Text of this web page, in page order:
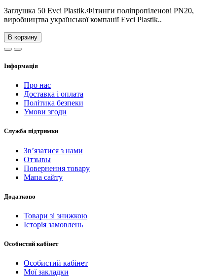
Заглушка 50 Evci Plastik.Фітинги поліпропіленові PN20,
виробництва української компанії Evci Plastik..
В корзину
Інформація
Про нас
Доставка і оплата
Політика безпеки
Умови згоди
Служба підтримки
Зв’язатися з нами
Отзывы
Повернення товару
Мапа сайту
Додатково
Товари зі знижкою
Історія замовлень
Особистий кабінет
Особистий кабінет
Мої закладки